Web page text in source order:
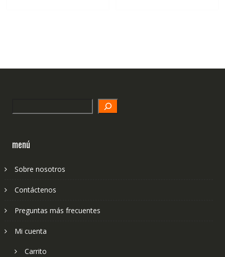
menú
Sobre nosotros
Contáctenos
Preguntas más frecuentes
Mi cuenta
Carrito